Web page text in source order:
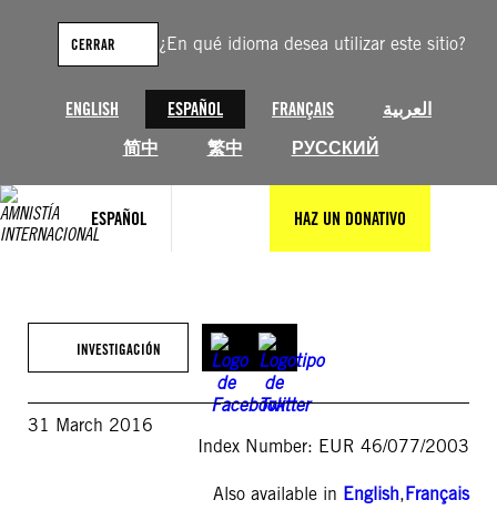
¿En qué idioma desea utilizar este sitio?
ENGLISH ESPAÑOL FRANÇAIS
العربية
简中
繁中 РУССКИЙ
CERRAR
ESPAÑOL HAZ UN DONATIVO
contenido
INVESTIGACIÓN
31 March 2016
Index Number: EUR 46/077/2003
Also available in English,Français